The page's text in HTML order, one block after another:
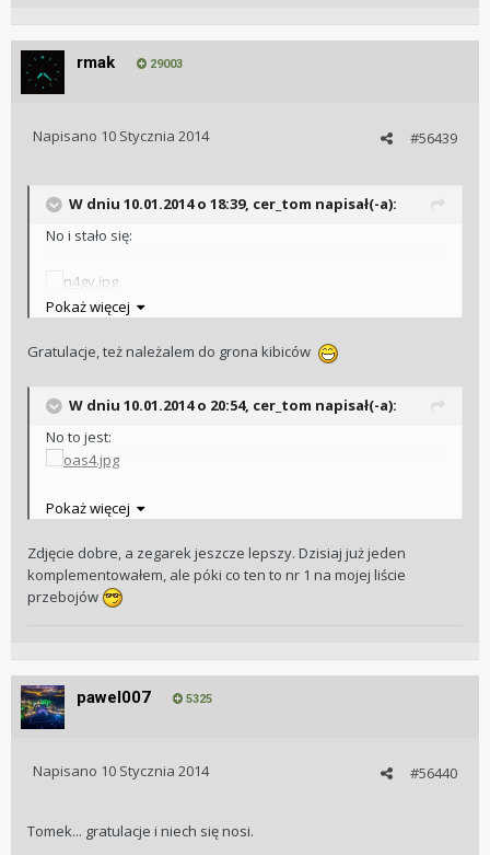
rmak 29003
#56439
Napisano 10 Stycznia 2014
W dniu 10.01.2014 o 18:39, cer_tom napisał(-a):
No i stało się:
Tomek
Pokaż więcej
Gratulacje, też należalem do grona kibiców
W dniu 10.01.2014 o 20:54, cer_tom napisał(-a):
No to jest:
Pozdrawiam
Tomek
Pokaż więcej
Zdjęcie dobre, a zegarek jeszcze lepszy. Dzisiaj już jeden
komplementowałem, ale póki co ten to nr 1 na mojej liście
przebojów
pawel007 5325
#56440
Napisano 10 Stycznia 2014
Tomek... gratulacje i niech się nosi.